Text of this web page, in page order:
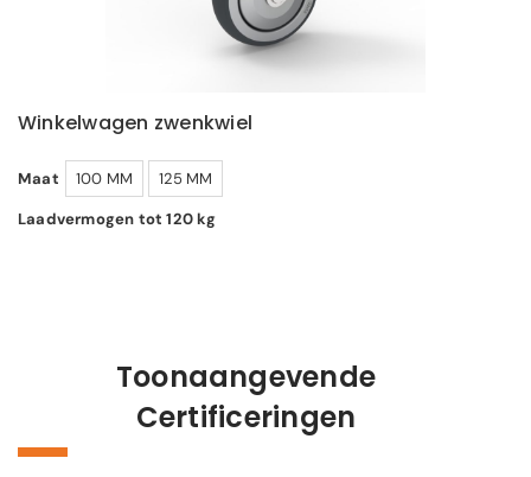
Winkelwagen zwenkwiel
Maat 100 MM
125 MM
Laadvermogen tot 120 kg
Toonaangevende
Certificeringen